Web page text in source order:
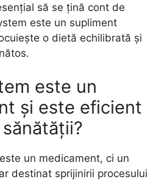
să se țină cont de
este un supliment
o dietă echilibrată și
este un
și este eficient
un medicament, ci un
destinat sprijinirii procesului